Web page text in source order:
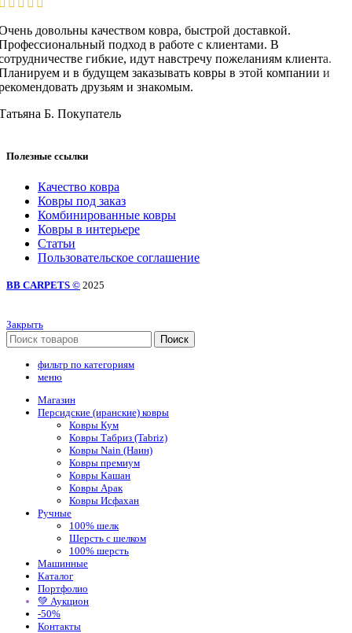
довольны качеством ковра, быстрой доставкой.
подход в работе с клиентами. В
гибкие, идут навстречу пожеланиям клиента.
и в будущем заказывать ковры в этой компании и
друзьям и знакомым.
Б. Покупатель
Полезные ссылки
Качество ковра
Ковры под заказ
Комбинированные ковры
Ковры в интерьере
Статьи
Пользовательское соглашение
BB CARPETS © 2025
Закрыть
Поиск
фильтр по категориям
меню
Магазин
Персидские (иранские) ковры
Ковры Кум
Ковры Табриз (Tabriz)
Ковры Nain (Наин)
Ковры премиум
Ковры Кашан
Ковры Арак
Ковры Исфахан
Ручные
100% шелк
Шерсть с шелком
100% шерсть
Машинные
Каталог
Портфолио
💚 Аукцион
-50%
Контакты